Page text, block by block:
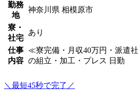
勤務
地
神奈川県 相模原市
寮・
社宅
あり
仕事
内容
≪寮完備・月収40万円・派遣
の組立・加工・プレス 日勤
＼最短45秒で完了／